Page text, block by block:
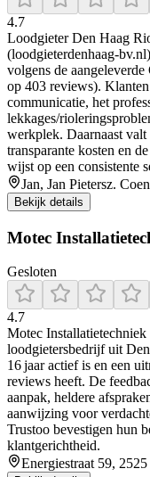
4.7
Loodgieter Den Haag
(loodgieterdenhaag-
volgens de
op 403 reviews).
communicatie, het
lekkages/
werkplek. Daarnaast
transparante kosten en
wijst op een consistente
Jan, Jan Pietersz.
Bekijk details
Motec
Gesloten
4.7
Motec Installatietechniek
loodgietersbedrijf uit
16 jaar actief is en een
reviews heeft. De
aanpak, heldere
aanwijzing voor
Trustoo bevestigen hun
klantgerichtheid.
Energiestraat 59,